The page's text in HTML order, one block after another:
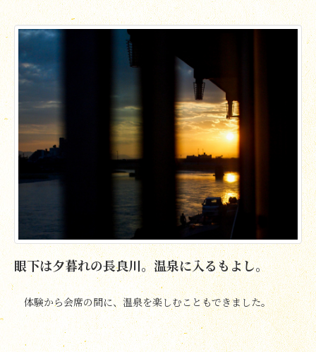
眼下は夕暮れの長良川。温泉に入るもよし。
体験から会席の間に、温泉を楽しむこともできました。